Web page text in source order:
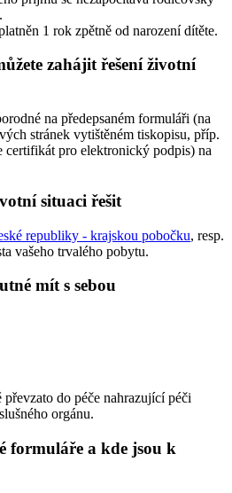
1 rok zpětně od narození dítěte.
zahájit řešení životní
na předepsaném formuláři (na
stránek vytištěném tiskopisu, příp.
certifikát pro elektronický podpis) na
situaci řešit
republiky - krajskou pobočku, resp.
vašeho trvalého pobytu.
mít s sebou
do péče nahrazující péči
orgánu.
formuláře a kde jsou k